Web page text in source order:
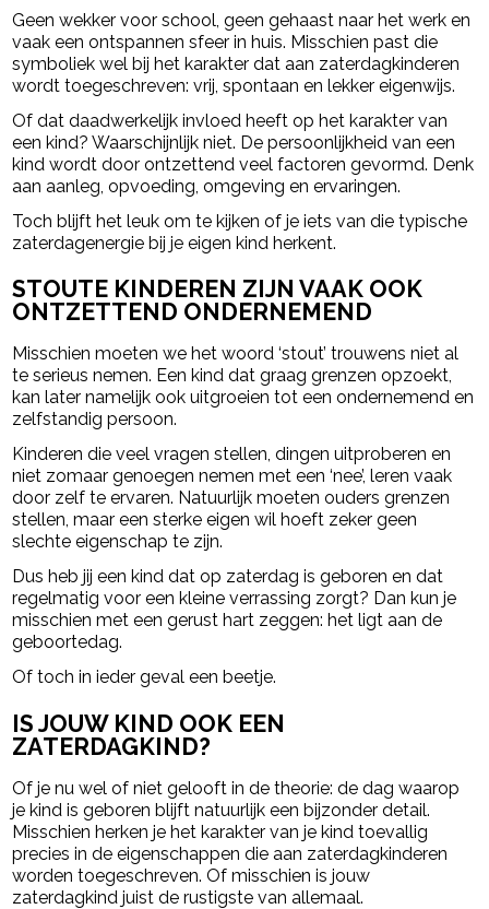
Geen wekker voor school, geen gehaast naar het werk en
vaak een ontspannen sfeer in huis. Misschien past die
symboliek wel bij het karakter dat aan zaterdagkinderen
wordt toegeschreven: vrij, spontaan en lekker eigenwijs.
Of dat daadwerkelijk invloed heeft op het karakter van
een kind? Waarschijnlijk niet. De persoonlijkheid van een
kind wordt door ontzettend veel factoren gevormd. Denk
aan aanleg, opvoeding, omgeving en ervaringen.
Toch blijft het leuk om te kijken of je iets van die typische
zaterdagenergie bij je eigen kind herkent.
STOUTE KINDEREN ZIJN VAAK OOK
ONTZETTEND ONDERNEMEND
Misschien moeten we het woord ‘stout’ trouwens niet al
te serieus nemen. Een kind dat graag grenzen opzoekt,
kan later namelijk ook uitgroeien tot een ondernemend en
zelfstandig persoon.
Kinderen die veel vragen stellen, dingen uitproberen en
niet zomaar genoegen nemen met een ‘nee’, leren vaak
door zelf te ervaren. Natuurlijk moeten ouders grenzen
stellen, maar een sterke eigen wil hoeft zeker geen
slechte eigenschap te zijn.
Dus heb jij een kind dat op zaterdag is geboren en dat
regelmatig voor een kleine verrassing zorgt? Dan kun je
misschien met een gerust hart zeggen: het ligt aan de
geboortedag.
Of toch in ieder geval een beetje.
IS JOUW KIND OOK EEN
ZATERDAGKIND?
Of je nu wel of niet gelooft in de theorie: de dag waarop
je kind is geboren blijft natuurlijk een bijzonder detail.
Misschien herken je het karakter van je kind toevallig
precies in de eigenschappen die aan zaterdagkinderen
worden toegeschreven. Of misschien is jouw
zaterdagkind juist de rustigste van allemaal.